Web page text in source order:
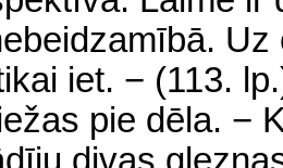
iet. − (113.
pie dēla. −